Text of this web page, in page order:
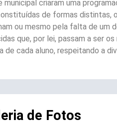
criaram uma
de formas distintas,
ou mesmo pela falta de um
que, por lei, passam a ser
cada aluno, respeitando a
de Fotos